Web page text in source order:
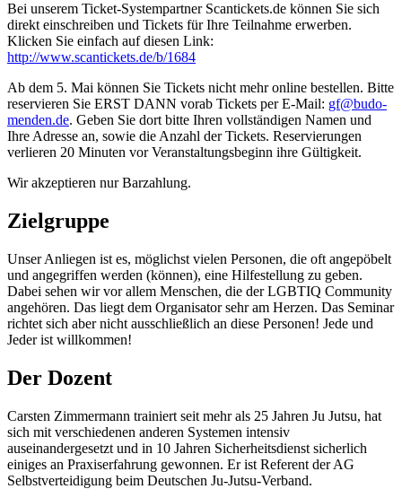
Bei unserem Ticket-Systempartner Scantickets.de können Sie sich
direkt einschreiben und Tickets für Ihre Teilnahme erwerben.
Klicken Sie einfach auf diesen Link:
http://www.scantickets.de/b/1684
Ab dem 5. Mai können Sie Tickets nicht mehr online bestellen. Bitte
reservieren Sie ERST DANN vorab Tickets per E-Mail: gf@budo-
menden.de. Geben Sie dort bitte Ihren vollständigen Namen und
Ihre Adresse an, sowie die Anzahl der Tickets. Reservierungen
verlieren 20 Minuten vor Veranstaltungsbeginn ihre Gültigkeit.
Wir akzeptieren nur Barzahlung.
Zielgruppe
Unser Anliegen ist es, möglichst vielen Personen, die oft angepöbelt
und angegriffen werden (können), eine Hilfestellung zu geben.
Dabei sehen wir vor allem Menschen, die der LGBTIQ Community
angehören. Das liegt dem Organisator sehr am Herzen. Das Seminar
richtet sich aber nicht ausschließlich an diese Personen! Jede und
Jeder ist willkommen!
Der Dozent
Carsten Zimmermann trainiert seit mehr als 25 Jahren Ju Jutsu, hat
sich mit verschiedenen anderen Systemen intensiv
auseinandergesetzt und in 10 Jahren Sicherheitsdienst sicherlich
einiges an Praxiserfahrung gewonnen. Er ist Referent der AG
Selbstverteidigung beim Deutschen Ju-Jutsu-Verband.